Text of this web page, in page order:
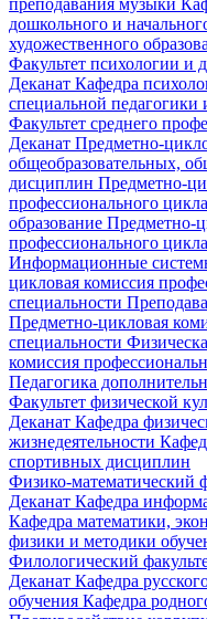
дошкольного и
художественного
Факультет психологии и
Деканат Кафедра
специальной
Факультет среднего
Деканат Предметно-
общеобразовательных,
дисциплин Предметно-
профессионального
образование Предметно-
профессионального
Информационные
цикловая комиссия
специальности
Предметно-цикловая
специальности
комиссия
Педагогика
Факультет физической
Деканат Кафедра
жизнедеятельности
спортивных дисциплин
Физико-математический
Деканат Кафедра
Кафедра математики,
физики и методики
Филологический
Деканат Кафедра
обучения Кафедра